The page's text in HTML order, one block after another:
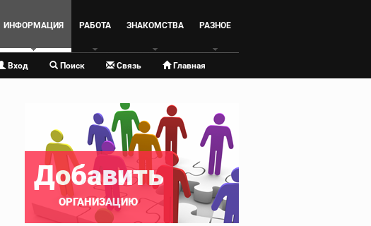
ИНФОРМАЦИЯ РАБОТА ЗНАКОМСТВА РАЗНОЕ
Вход Поиск Связь Главная
Добавить
ОРГАНИЗАЦИЮ